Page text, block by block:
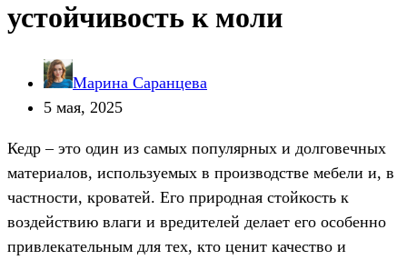
устойчивость к моли
Марина Саранцева
5 мая, 2025
Кедр – это один из самых популярных и долговечных
материалов, используемых в производстве мебели и, в
частности, кроватей. Его природная стойкость к
воздействию влаги и вредителей делает его особенно
привлекательным для тех, кто ценит качество и